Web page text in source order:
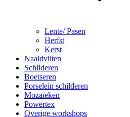
Lente/ Pasen
Herfst
Kerst
Naaldvilten
Schilderen
Boetseren
Porselein schilderen
Mozaïeken
Powertex
Overige workshops